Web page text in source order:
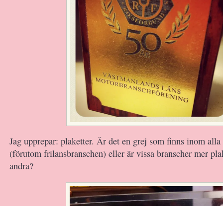
Jag upprepar: plaketter. Är det en grej som finns inom alla
(förutom frilansbranschen) eller är vissa branscher mer
andra?